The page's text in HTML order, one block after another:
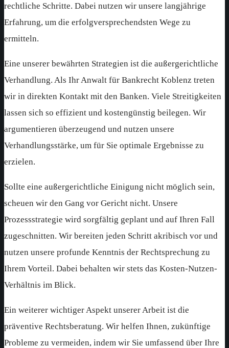
rechtliche Schritte. Dabei nutzen wir unsere langjährige
Erfahrung, um die erfolgversprechendsten Wege zu
ermitteln.
Eine unserer bewährten Strategien ist die außergerichtliche
Verhandlung. Als Ihr Anwalt für Bankrecht Koblenz treten
wir in direkten Kontakt mit den Banken. Viele Streitigkeiten
lassen sich so effizient und kostengünstig beilegen. Wir
argumentieren überzeugend und nutzen unsere
Verhandlungsstärke, um für Sie optimale Ergebnisse zu
erzielen.
Sollte eine außergerichtliche Einigung nicht möglich sein,
scheuen wir den Gang vor Gericht nicht. Unsere
Prozessstrategie wird sorgfältig geplant und auf Ihren Fall
zugeschnitten. Wir bereiten jeden Schritt akribisch vor und
nutzen unsere profunde Kenntnis der Rechtsprechung zu
Ihrem Vorteil. Dabei behalten wir stets das Kosten-Nutzen-
Verhältnis im Blick.
Ein weiterer wichtiger Aspekt unserer Arbeit ist die
präventive Rechtsberatung. Wir helfen Ihnen, zukünftige
Probleme zu vermeiden, indem wir Sie umfassend über Ihre